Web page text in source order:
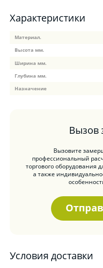
Характеристики
Материал.
Высота мм.
Ширина мм.
Глубина мм.
Назначение
Вызов
Вызовите
профессиональный
торгового оборудования
а также
Условия доставки